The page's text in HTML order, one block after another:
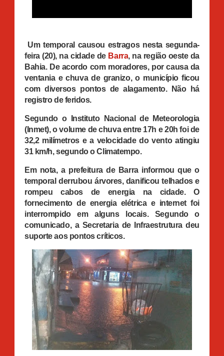
Um temporal causou estragos nesta segunda-
feira (20), na cidade de Barra, na região oeste da
Bahia. De acordo com moradores, por causa da
ventania e chuva de granizo, o município ficou
com diversos pontos de alagamento. Não há
registro de feridos.
Segundo o Instituto Nacional de Meteorologia
(Inmet), o volume de chuva entre 17h e 20h foi de
32,2 milímetros e a velocidade do vento atingiu
31 km/h, segundo o Climatempo.
Em nota, a prefeitura de Barra informou que o
temporal derrubou árvores, danificou telhados e
rompeu cabos de energia na cidade. O
fornecimento de energia elétrica e internet foi
interrompido em alguns locais. Segundo o
comunicado, a Secretaria de Infraestrutura deu
suporte aos pontos críticos.